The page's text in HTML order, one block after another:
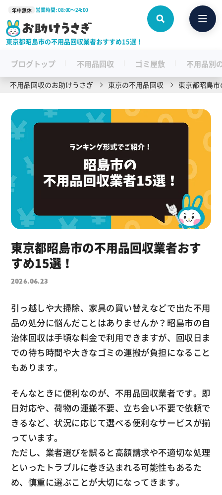
年中無休 営業時間: 08:00〜24:00
東京都昭島市の不用品回収業者おすすめ15選！
ブログトップ 不用品回収 ゴミ屋敷 不用品別
不用品回収のお助けうさぎ 東京の不用品回収 東京都昭島
東京都昭島市の不用品回収業者おす
すめ15選！
2026.06.23
引っ越しや大掃除、家具の買い替えなどで出た不用
品の処分に悩んだことはありませんか？昭島市の自
治体回収は手頃な料金で利用できますが、回収日ま
での待ち時間や大きなゴミの運搬が負担になること
もあります。
そんなときに便利なのが、不用品回収業者です。即
日対応や、荷物の運搬不要、立ち会い不要で依頼で
きるなど、状況に応じて選べる便利なサービスが揃
っています。
ただし、業者選びを誤ると高額請求や不適切な処理
といったトラブルに巻き込まれる可能性もあるた
め、慎重に選ぶことが大切になってきます。